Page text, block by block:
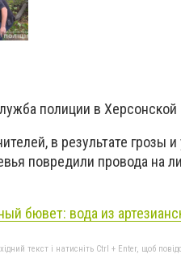
полиции в Херсонской
в результате грозы и
повредили провода на
бювет: вода из
текст і натисніть Ctrl + Enter, щоб